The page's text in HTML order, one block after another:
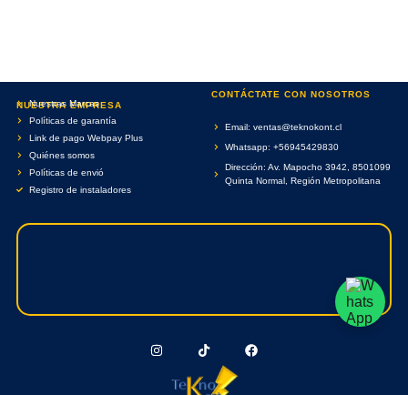
NUESTRA EMPRESA
Nuestras Marcas
Políticas de garantía
Link de pago Webpay Plus
Quiénes somos
Políticas de envió
Registro de instaladores
CONTÁCTATE CON NOSOTROS
Email: ventas@teknokont.cl
Whatsapp: +56945429830
Dirección: Av. Mapocho 3942, 8501099
Quinta Normal, Región Metropolitana